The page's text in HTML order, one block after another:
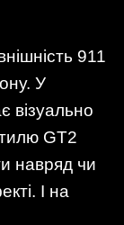
911
У
візуально
GT2
навряд чи
І на